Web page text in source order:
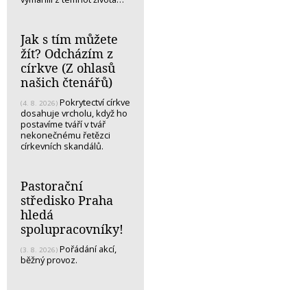
Jak s tím můžete
žít? Odcházím z
církve (Z ohlasů
našich čtenářů)
(4. 8. 2026) Pokrytectví církve
dosahuje vrcholu, když ho
postavíme tváří v tvář
nekonečnému řetězci
církevních skandálů.
Pastorační
středisko Praha
hledá
spolupracovníky!
(3. 8. 2026) Pořádání akcí,
běžný provoz.